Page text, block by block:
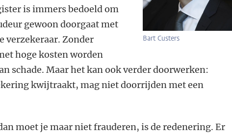
Bart Custers
is immers bedoeld om
gewoon doorgaat met
verzekeraar. Zonder
hoge kosten worden
schade. Maar het kan ook verder doorwerken:
kwijtraakt, mag niet doorrijden met een
moet je maar niet frauderen, is de redenering. Er